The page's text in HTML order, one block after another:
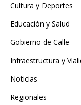
Cultura y Deportes
Educación y Salud
Gobierno de Calle
Infraestructura y
Noticias
Regionales